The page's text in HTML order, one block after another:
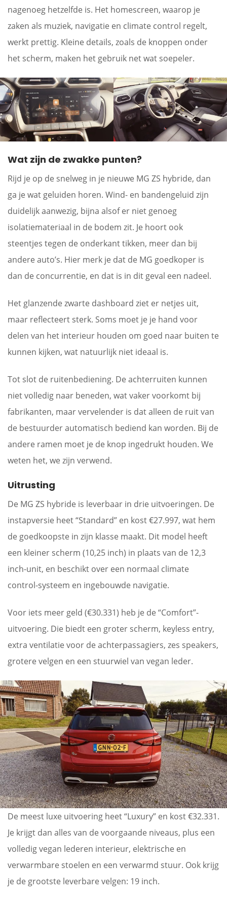
nagenoeg hetzelfde is. Het homescreen, waarop je
zaken als muziek, navigatie en climate control regelt,
werkt prettig. Kleine details, zoals de knoppen onder
het scherm, maken het gebruik net wat soepeler.
Wat zijn de zwakke punten?
Rijd je op de snelweg in je nieuwe MG ZS hybride, dan
ga je wat geluiden horen. Wind- en bandengeluid zijn
duidelijk aanwezig, bijna alsof er niet genoeg
isolatiemateriaal in de bodem zit. Je hoort ook
steentjes tegen de onderkant tikken, meer dan bij
andere auto’s. Hier merk je dat de MG goedkoper is
dan de concurrentie, en dat is in dit geval een nadeel.
Het glanzende zwarte dashboard ziet er netjes uit,
maar reflecteert sterk. Soms moet je je hand voor
delen van het interieur houden om goed naar buiten te
kunnen kijken, wat natuurlijk niet ideaal is.
Tot slot de ruitenbediening. De achterruiten kunnen
niet volledig naar beneden, wat vaker voorkomt bij
fabrikanten, maar vervelender is dat alleen de ruit van
de bestuurder automatisch bediend kan worden. Bij de
andere ramen moet je de knop ingedrukt houden. We
weten het, we zijn verwend.
Uitrusting
De MG ZS hybride is leverbaar in drie uitvoeringen. De
instapversie heet “Standard” en kost €27.997, wat hem
de goedkoopste in zijn klasse maakt. Dit model heeft
een kleiner scherm (10,25 inch) in plaats van de 12,3
inch-unit, en beschikt over een normaal climate
control-systeem en ingebouwde navigatie.
Voor iets meer geld (€30.331) heb je de “Comfort”-
uitvoering. Die biedt een groter scherm, keyless entry,
extra ventilatie voor de achterpassagiers, zes speakers,
grotere velgen en een stuurwiel van vegan leder.
De meest luxe uitvoering heet “Luxury” en kost €32.331.
Je krijgt dan alles van de voorgaande niveaus, plus een
volledig vegan lederen interieur, elektrische en
verwarmbare stoelen en een verwarmd stuur. Ook krijg
je de grootste leverbare velgen: 19 inch.